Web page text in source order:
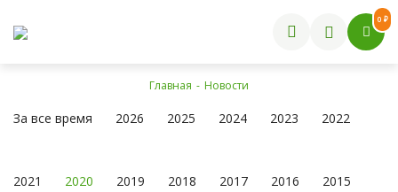
0 ₽
Главная - Новости
За все время 2026 2025 2024 2023 2022
2021 2020 2019 2018 2017 2016 2015